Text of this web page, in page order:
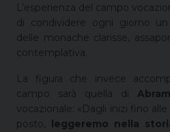
L’esperienza del campo
di condividere ogni giorno
delle monache clarisse,
contemplativa.
La figura che invece
campo sarà quella di
vocazionale: «Dagli inizi fino
posto,
leggeremo nella